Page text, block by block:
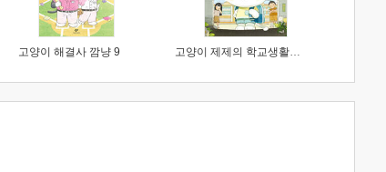
고양이 해결사 깜냥 9 고양이 제제의 학교생활 1 : 초등학생이 이렇게 힘들 줄이야